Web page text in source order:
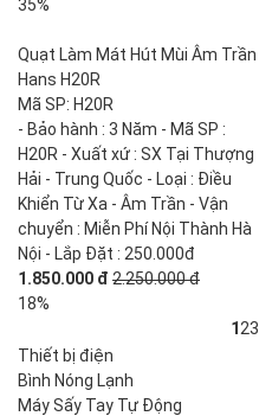
35%
Quạt Làm Mát Hút Mùi Âm Trần
Hans H20R
Mã SP: H20R
- Bảo hành : 3 Năm - Mã SP :
H20R - Xuất xứ : SX Tại Thượng
Hải - Trung Quốc - Loại : Điều
Khiển Từ Xa - Âm Trần - Vận
chuyển : Miễn Phí Nội Thành Hà
Nội - Lắp Đặt : 250.000đ
1.850.000 đ 2.250.000 đ
18%
1 23
Thiết bị điện
Bình Nóng Lạnh
Máy Sấy Tay Tự Động